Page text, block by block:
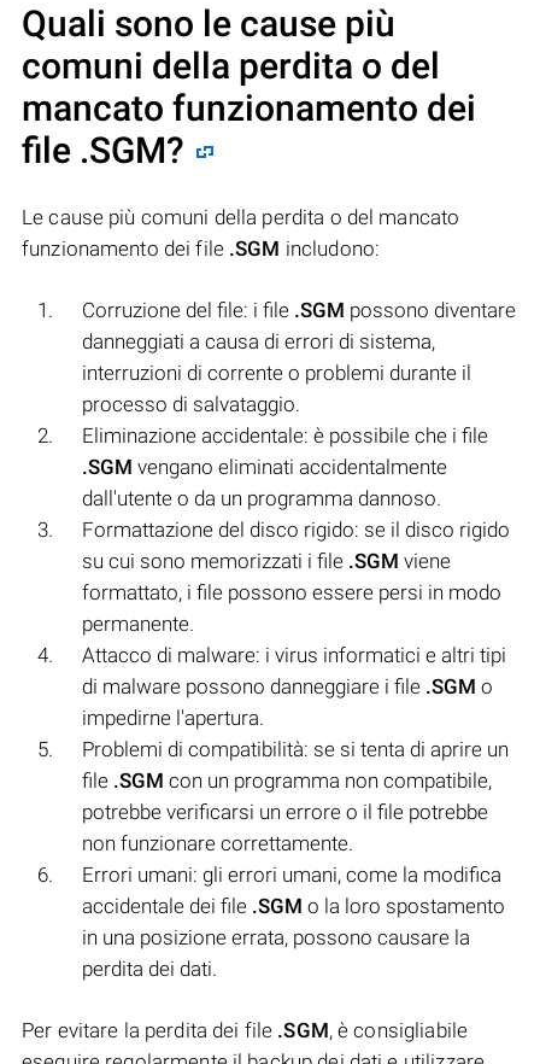
Quali sono le cause più
comuni della perdita o del
mancato funzionamento dei
file .SGM?
Le cause più comuni della perdita o del mancato
funzionamento dei file .SGM includono:
Corruzione del file: i file .SGM possono diventare
danneggiati a causa di errori di sistema,
interruzioni di corrente o problemi durante il
processo di salvataggio.
Eliminazione accidentale: è possibile che i file
.SGM vengano eliminati accidentalmente
dall'utente o da un programma dannoso.
Formattazione del disco rigido: se il disco rigido
su cui sono memorizzati i file .SGM viene
formattato, i file possono essere persi in modo
permanente.
Attacco di malware: i virus informatici e altri tipi
di malware possono danneggiare i file .SGM o
impedirne l'apertura.
Problemi di compatibilità: se si tenta di aprire un
file .SGM con un programma non compatibile,
potrebbe verificarsi un errore o il file potrebbe
non funzionare correttamente.
Errori umani: gli errori umani, come la modifica
accidentale dei file .SGM o la loro spostamento
in una posizione errata, possono causare la
perdita dei dati.
Per evitare la perdita dei file .SGM, è consigliabile